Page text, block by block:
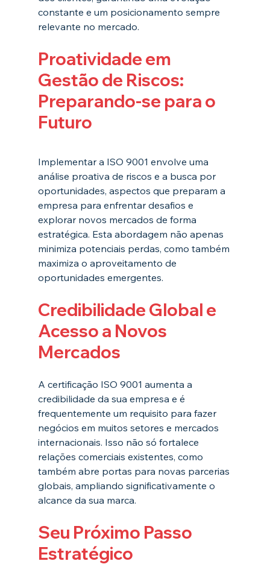
constante e um posicionamento sempre
relevante no mercado.
Proatividade em
Gestão de Riscos:
Preparando-se para o
Futuro
Implementar a ISO 9001 envolve uma
análise proativa de riscos e a busca por
oportunidades, aspectos que preparam a
empresa para enfrentar desafios e
explorar novos mercados de forma
estratégica. Esta abordagem não apenas
minimiza potenciais perdas, como também
maximiza o aproveitamento de
oportunidades emergentes.
Credibilidade Global e
Acesso a Novos
Mercados
A certificação ISO 9001 aumenta a
credibilidade da sua empresa e é
frequentemente um requisito para fazer
negócios em muitos setores e mercados
internacionais. Isso não só fortalece
relações comerciais existentes, como
também abre portas para novas parcerias
globais, ampliando significativamente o
alcance da sua marca.
Seu Próximo Passo
Estratégico